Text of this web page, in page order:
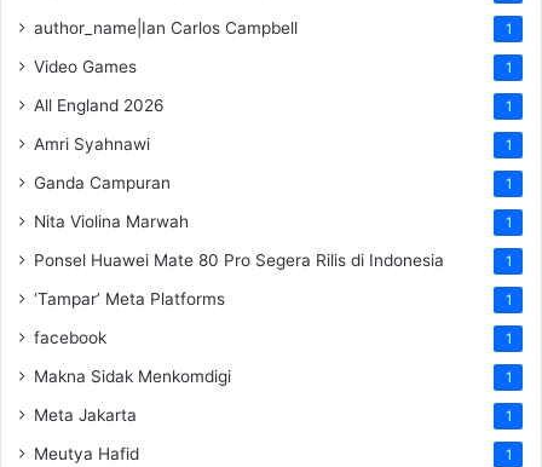
author_name|Ian Carlos Campbell 1
Video Games 1
All England 2026 1
Amri Syahnawi 1
Ganda Campuran 1
Nita Violina Marwah 1
Ponsel Huawei Mate 80 Pro Segera Rilis di Indonesia 1
‘Tampar’ Meta Platforms 1
facebook 1
Makna Sidak Menkomdigi 1
Meta Jakarta 1
Meutya Hafid 1